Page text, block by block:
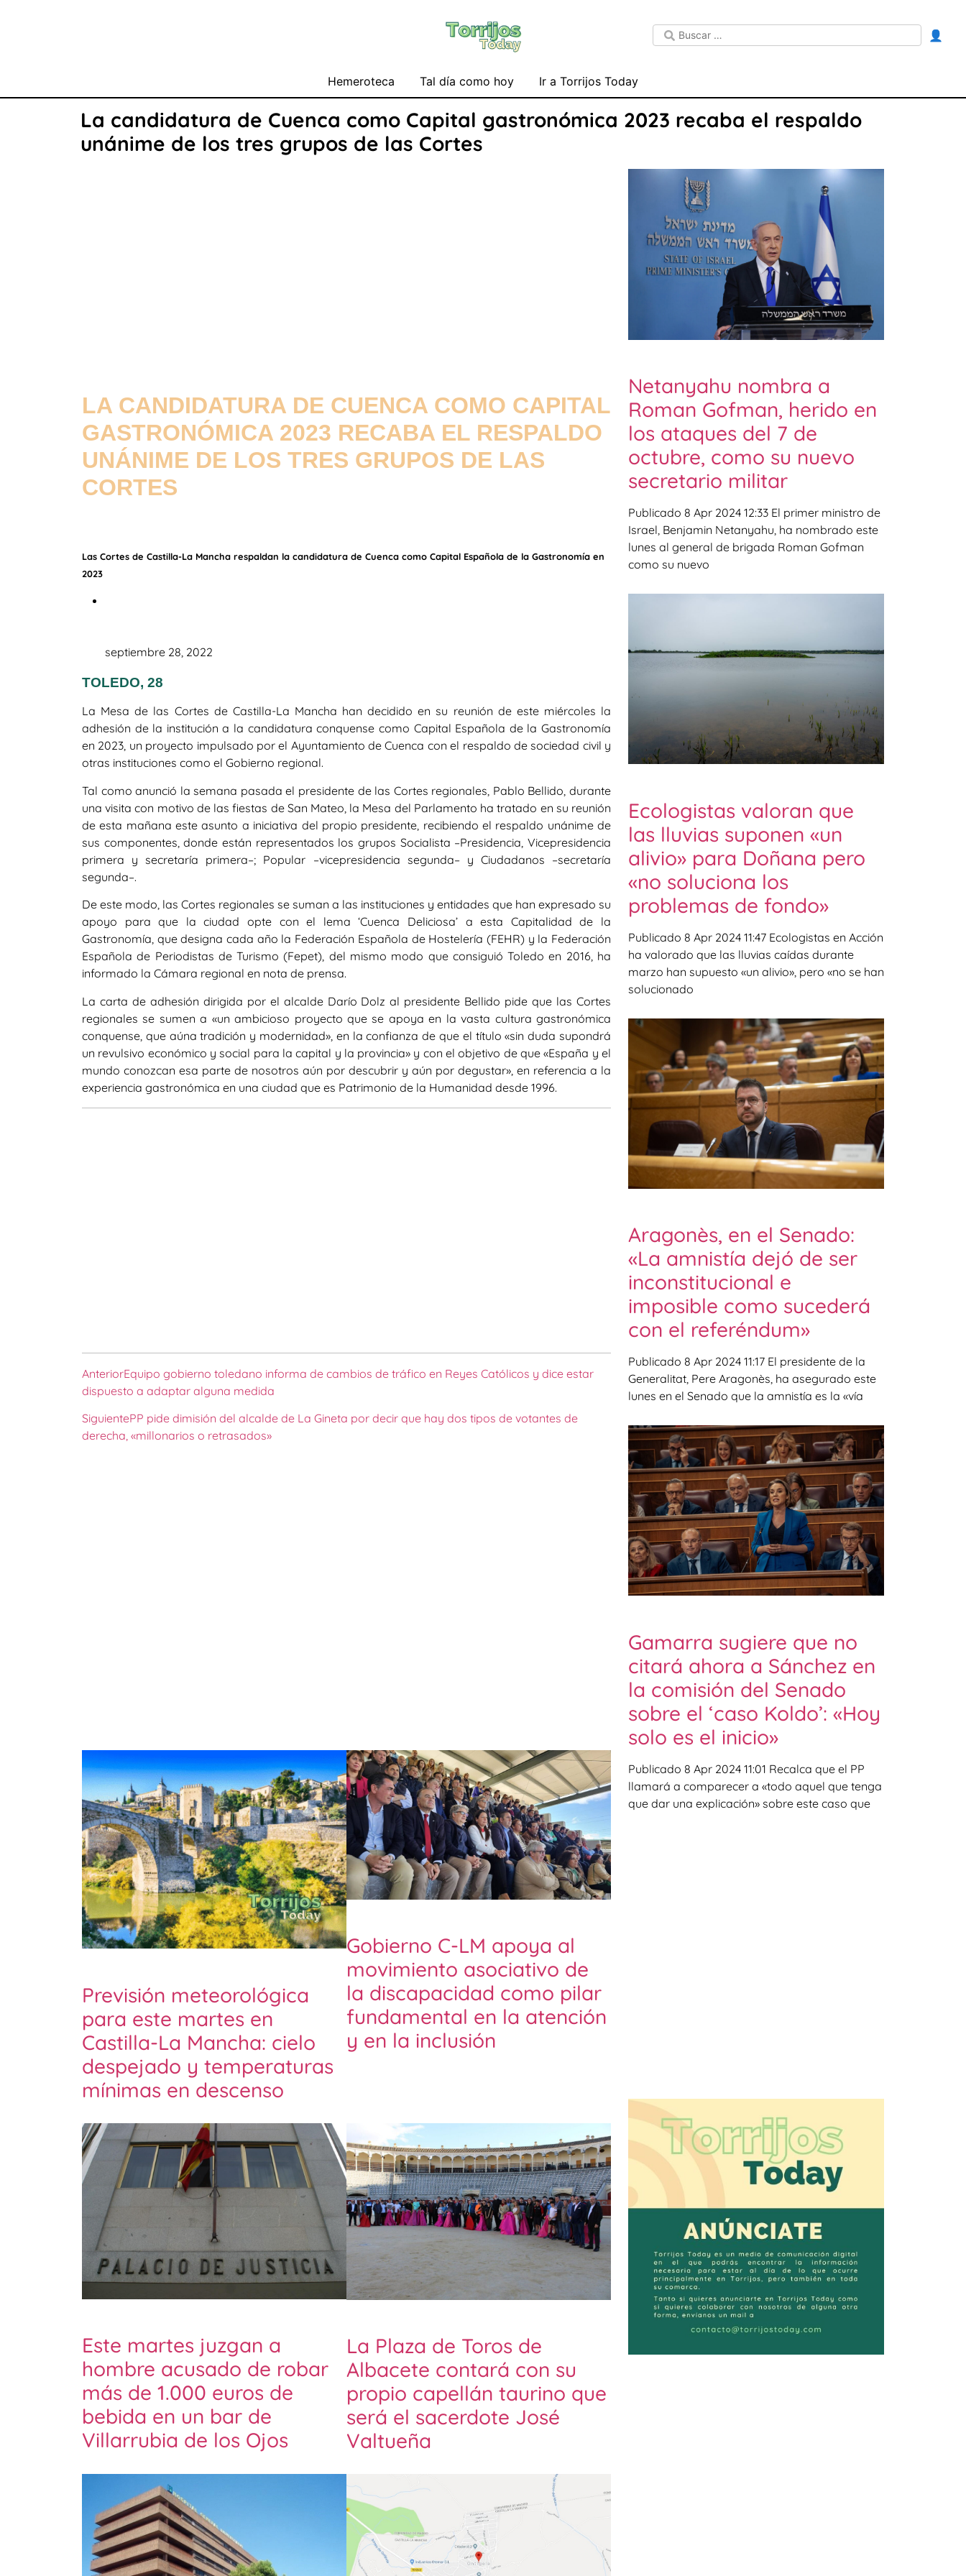
👤
Hemeroteca Tal día como hoy Ir a Torrijos Today
La candidatura de Cuenca como Capital gastronómica 2023 recaba el respaldo
unánime de los tres grupos de las Cortes
LA CANDIDATURA DE CUENCA COMO CAPITAL
GASTRONÓMICA 2023 RECABA EL RESPALDO
UNÁNIME DE LOS TRES GRUPOS DE LAS
CORTES
Las Cortes de Castilla-La Mancha respaldan la candidatura de Cuenca como Capital Española de la Gastronomía en
2023
septiembre 28, 2022
TOLEDO, 28
La Mesa de las Cortes de Castilla-La Mancha han decidido en su reunión de este miércoles la
adhesión de la institución a la candidatura conquense como Capital Española de la Gastronomía
en 2023, un proyecto impulsado por el Ayuntamiento de Cuenca con el respaldo de sociedad civil y
otras instituciones como el Gobierno regional.
Tal como anunció la semana pasada el presidente de las Cortes regionales, Pablo Bellido, durante
una visita con motivo de las fiestas de San Mateo, la Mesa del Parlamento ha tratado en su reunión
de esta mañana este asunto a iniciativa del propio presidente, recibiendo el respaldo unánime de
sus componentes, donde están representados los grupos Socialista –Presidencia, Vicepresidencia
primera y secretaría primera–; Popular –vicepresidencia segunda– y Ciudadanos –secretaría
segunda–.
De este modo, las Cortes regionales se suman a las instituciones y entidades que han expresado su
apoyo para que la ciudad opte con el lema ‘Cuenca Deliciosa’ a esta Capitalidad de la
Gastronomía, que designa cada año la Federación Española de Hostelería (FEHR) y la Federación
Española de Periodistas de Turismo (Fepet), del mismo modo que consiguió Toledo en 2016, ha
informado la Cámara regional en nota de prensa.
La carta de adhesión dirigida por el alcalde Darío Dolz al presidente Bellido pide que las Cortes
regionales se sumen a «un ambicioso proyecto que se apoya en la vasta cultura gastronómica
conquense, que aúna tradición y modernidad», en la confianza de que el título «sin duda supondrá
un revulsivo económico y social para la capital y la provincia» y con el objetivo de que «España y el
mundo conozcan esa parte de nosotros aún por descubrir y aún por degustar», en referencia a la
experiencia gastronómica en una ciudad que es Patrimonio de la Humanidad desde 1996.
AnteriorEquipo gobierno toledano informa de cambios de tráfico en Reyes Católicos y dice estar
dispuesto a adaptar alguna medida
SiguientePP pide dimisión del alcalde de La Gineta por decir que hay dos tipos de votantes de
derecha, «millonarios o retrasados»
Previsión meteorológica
para este martes en
Castilla-La Mancha: cielo
despejado y temperaturas
mínimas en descenso
Gobierno C-LM apoya al
movimiento asociativo de
la discapacidad como pilar
fundamental en la atención
y en la inclusión
Este martes juzgan a
hombre acusado de robar
más de 1.000 euros de
bebida en un bar de
Villarrubia de los Ojos
La Plaza de Toros de
Albacete contará con su
propio capellán taurino que
será el sacerdote José
Valtueña
Netanyahu nombra a
Roman Gofman, herido en
los ataques del 7 de
octubre, como su nuevo
secretario militar
Publicado 8 Apr 2024 12:33 El primer ministro de
Israel, Benjamin Netanyahu, ha nombrado este
lunes al general de brigada Roman Gofman
como su nuevo
Ecologistas valoran que
las lluvias suponen «un
alivio» para Doñana pero
«no soluciona los
problemas de fondo»
Publicado 8 Apr 2024 11:47 Ecologistas en Acción
ha valorado que las lluvias caídas durante
marzo han supuesto «un alivio», pero «no se han
solucionado
Aragonès, en el Senado:
«La amnistía dejó de ser
inconstitucional e
imposible como sucederá
con el referéndum»
Publicado 8 Apr 2024 11:17 El presidente de la
Generalitat, Pere Aragonès, ha asegurado este
lunes en el Senado que la amnistía es la «vía
Gamarra sugiere que no
citará ahora a Sánchez en
la comisión del Senado
sobre el ‘caso Koldo’: «Hoy
solo es el inicio»
Publicado 8 Apr 2024 11:01 Recalca que el PP
llamará a comparecer a «todo aquel que tenga
que dar una explicación» sobre este caso que